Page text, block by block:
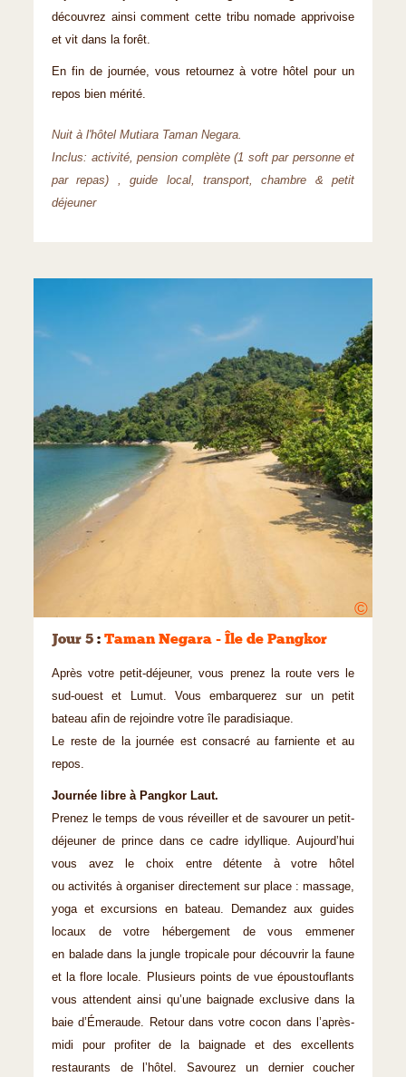
découvrez ainsi comment cette tribu nomade apprivoise
et vit dans la forêt.
En fin de journée, vous retournez à votre hôtel pour un
repos bien mérité.
Nuit à l'hôtel Mutiara Taman Negara.
Inclus: activité, pension complète (1 soft par personne et
par repas) , guide local, transport, chambre & petit
déjeuner
©
Jour 5 : Taman Negara - Île de Pangkor
Après votre petit-déjeuner, vous prenez la route vers le
sud-ouest et Lumut. Vous embarquerez sur un petit
bateau afin de rejoindre votre île paradisiaque.
Le reste de la journée est consacré au farniente et au
repos.
Journée libre à Pangkor Laut.
Prenez le temps de vous réveiller et de savourer un petit-
déjeuner de prince dans ce cadre idyllique. Aujourd’hui
vous avez le choix entre détente à votre hôtel
ou activités à organiser directement sur place : massage,
yoga et excursions en bateau. Demandez aux guides
locaux de votre hébergement de vous emmener
en balade dans la jungle tropicale pour découvrir la faune
et la flore locale. Plusieurs points de vue époustouflants
vous attendent ainsi qu’une baignade exclusive dans la
baie d’Émeraude. Retour dans votre cocon dans l’après-
midi pour profiter de la baignade et des excellents
restaurants de l’hôtel. Savourez un dernier coucher